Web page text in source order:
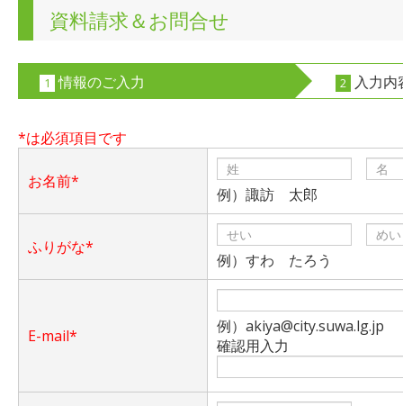
資料請求＆お問合せ
1 情報のご入力 2 入力内
*は必須項目です
お名前*
例）諏訪 太郎
ふりがな*
例）すわ たろう
E-mail*
例）akiya@city.suwa.lg.jp
確認用入力